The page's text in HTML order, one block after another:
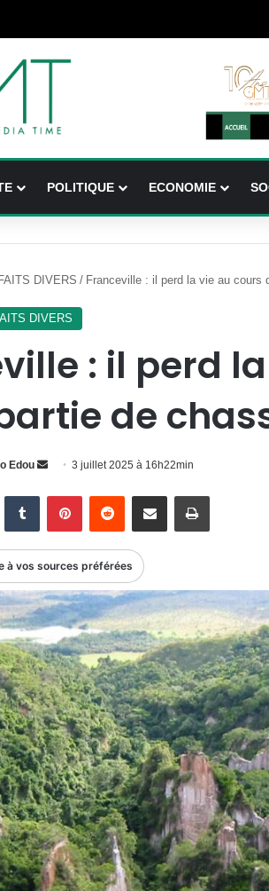
POLITIQUE ECONOMIE
FAITS DIVERS / Franceville : il perd la vie au cours
DIVERS
: il perd
de
Edou
Envoyer
courriel
3 juillet 2025 à 16h22min
Tumblr PinterestReddit Partager par email Imprimer
à vos sources préférées